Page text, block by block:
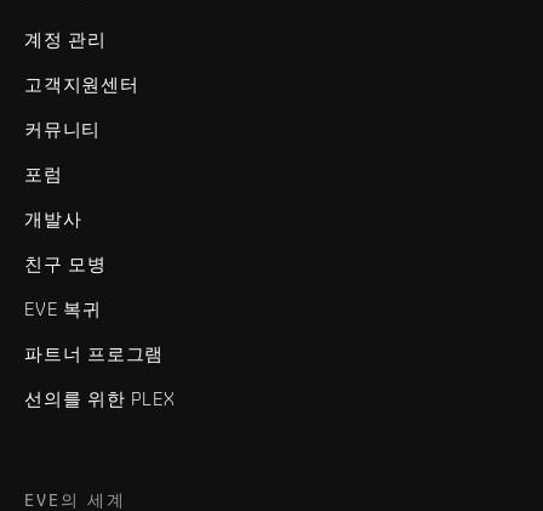
계정 관리
고객지원센터
커뮤니티
포럼
개발사
친구 모병
EVE 복귀
파트너 프로그램
선의를 위한 PLEX
EVE의 세계